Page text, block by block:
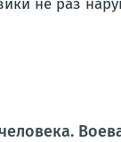
не раз